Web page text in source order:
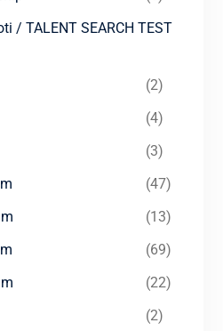
/ TALENT SEARCH TEST
(2)
(4)
(3)
(47)
(13)
(69)
(22)
(2)